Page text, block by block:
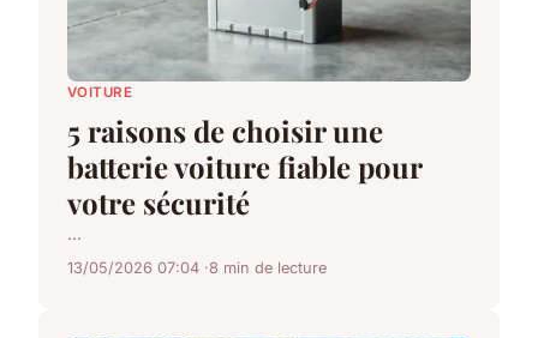
VOITURE
5 raisons de choisir une
batterie voiture fiable pour
votre sécurité
...
13/05/2026 07:04 8 min de lecture